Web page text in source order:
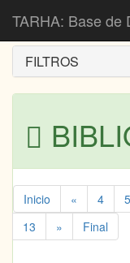
TARHA: Base de
Inicio Bibliografía
FILTROS
Inicio « 4 5
13
» Final